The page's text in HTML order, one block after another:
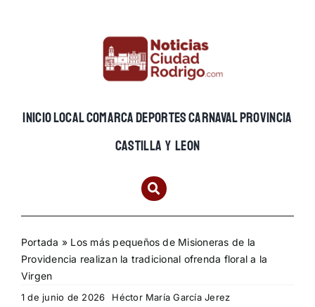
INICIOLOCALCOMARCADEPORTESCARNAVALPROVINCIA
CASTILLA Y LEON
Portada » Los más pequeños de Misioneras de la
Providencia realizan la tradicional ofrenda floral a la
Virgen
1 de junio de 2026 Héctor María García Jerez